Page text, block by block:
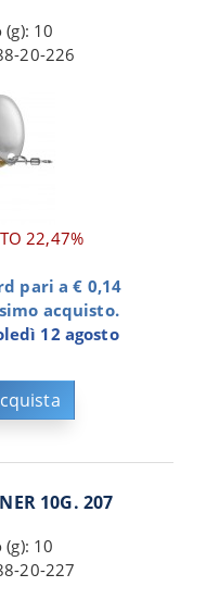
(g): 10
20-226
22,47%
pari a € 0,14
acquisto.
12 agosto
10G. 207
(g): 10
20-227